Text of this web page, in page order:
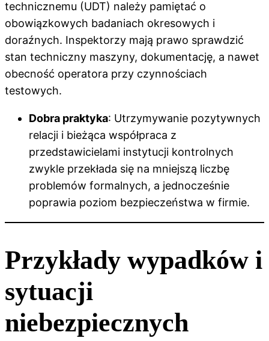
technicznemu (UDT) należy pamiętać o
obowiązkowych badaniach okresowych i
doraźnych. Inspektorzy mają prawo sprawdzić
stan techniczny maszyny, dokumentację, a nawet
obecność operatora przy czynnościach
testowych.
Dobra praktyka: Utrzymywanie pozytywnych
relacji i bieżąca współpraca z
przedstawicielami instytucji kontrolnych
zwykle przekłada się na mniejszą liczbę
problemów formalnych, a jednocześnie
poprawia poziom bezpieczeństwa w firmie.
Przykłady wypadków i
sytuacji
niebezpiecznych